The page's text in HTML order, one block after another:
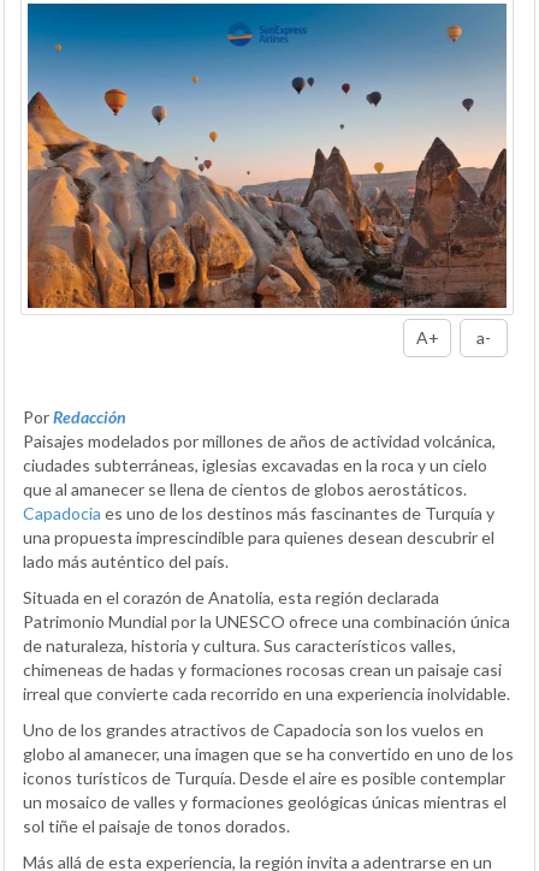
A+ a-
PorRedacción
Paisajes modelados por millones de años de actividad volcánica,
ciudades subterráneas, iglesias excavadas en la roca y un cielo
que al amanecer se llena de cientos de globos aerostáticos.
Capadocia es uno de los destinos más fascinantes de Turquía y
una propuesta imprescindible para quienes desean descubrir el
lado más auténtico del país.
Situada en el corazón de Anatolia, esta región declarada
Patrimonio Mundial por la UNESCO ofrece una combinación única
de naturaleza, historia y cultura. Sus característicos valles,
chimeneas de hadas y formaciones rocosas crean un paisaje casi
irreal que convierte cada recorrido en una experiencia inolvidable.
Uno de los grandes atractivos de Capadocia son los vuelos en
globo al amanecer, una imagen que se ha convertido en uno de los
iconos turísticos de Turquía. Desde el aire es posible contemplar
un mosaico de valles y formaciones geológicas únicas mientras el
sol tiñe el paisaje de tonos dorados.
Más allá de esta experiencia, la región invita a adentrarse en un